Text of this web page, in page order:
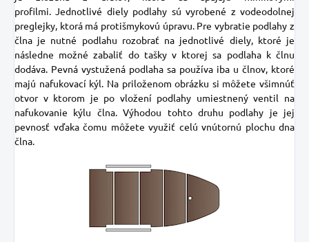
profilmi. Jednotlivé diely podlahy sú vyrobené z vodeodolnej
preglejky, ktorá má protišmykovú úpravu. Pre vybratie podlahy z
člna je nutné podlahu rozobrať na jednotlivé diely, ktoré je
následne možné zabaliť do tašky v ktorej sa podlaha k člnu
dodáva. Pevná vystužená podlaha sa používa iba u člnov, ktoré
majú nafukovací kýl. Na priloženom obrázku si môžete všimnúť
otvor v ktorom je po vložení podlahy umiestnený ventil na
nafukovanie kýlu člna. Výhodou tohto druhu podlahy je jej
pevnosť vďaka čomu môžete využiť celú vnútornú plochu dna
člna.